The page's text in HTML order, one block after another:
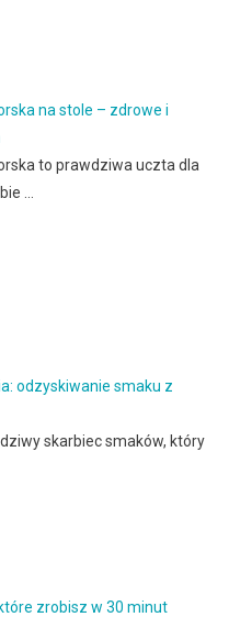
na stole – zdrowe i
to prawdziwa uczta dla
…
odzyskiwanie smaku z
skarbiec smaków, który
zrobisz w 30 minut